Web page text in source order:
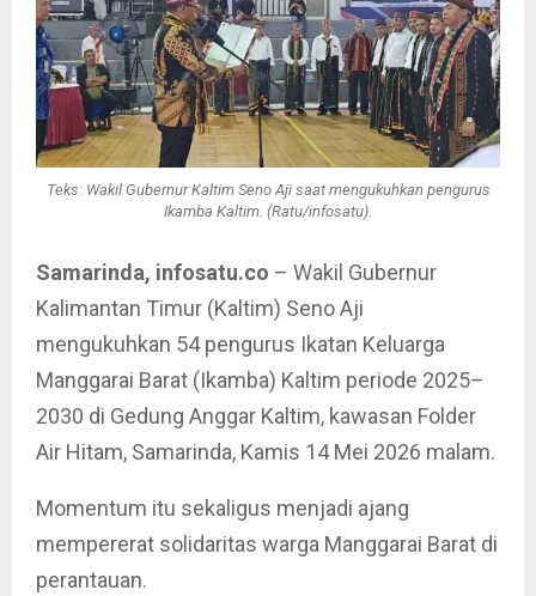
Teks: Wakil Gubernur Kaltim Seno Aji saat mengukuhkan pengurus
Ikamba Kaltim. (Ratu/infosatu).
Samarinda, infosatu.co – Wakil Gubernur
Kalimantan Timur (Kaltim) Seno Aji
mengukuhkan 54 pengurus Ikatan Keluarga
Manggarai Barat (Ikamba) Kaltim periode 2025–
2030 di Gedung Anggar Kaltim, kawasan Folder
Air Hitam, Samarinda, Kamis 14 Mei 2026 malam.
Momentum itu sekaligus menjadi ajang
mempererat solidaritas warga Manggarai Barat di
perantauan.